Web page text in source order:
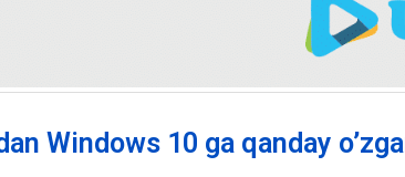
Windows 10 ga qanday